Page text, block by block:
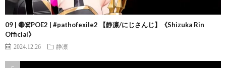
09 | 🔴☠️POE2 | #pathofexile2 【静凛/にじさんじ】《Shizuka Rin
Official》
2024.12.26 静凛